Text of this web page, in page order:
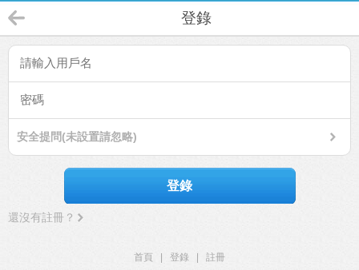
登錄
安全提問(未設置請忽略)
登錄
還沒有註冊？
首頁 登錄
註冊